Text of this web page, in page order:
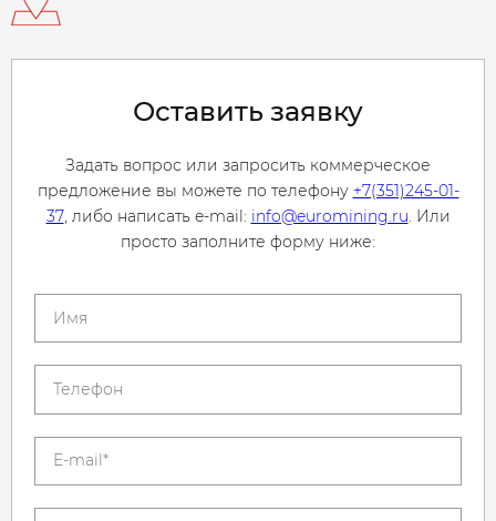
Оставить заявку
Задать вопрос или запросить коммерческое
предложение вы можете по телефону +7(351)245-01-
37, либо написать e-mail: info@euromining.ru. Или
просто заполните форму ниже: